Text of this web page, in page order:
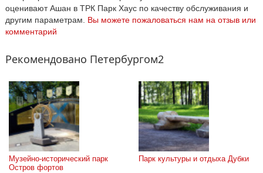
оценивают Ашан в ТРК Парк Хаус по качеству обслуживания и
другим параметрам. Вы можете пожаловаться нам на отзыв или
комментарий
Рекомендовано Петербургом2
Музейно-исторический парк
Остров фортов
Парк культуры и отдыха Дубки